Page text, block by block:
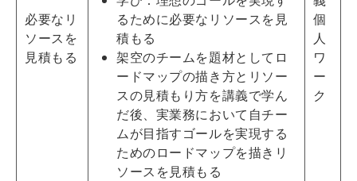
必要なリ
ソースを
見積もる
るために必要なリソースを見
積もる
架空のチームを題材としてロ
ードマップの描き方とリソー
スの見積もり方を講義で学ん
だ後、実業務において自チー
ムが目指すゴールを実現する
ためのロードマップを描きリ
ソースを見積もる
個
人
ワ
ー
ク